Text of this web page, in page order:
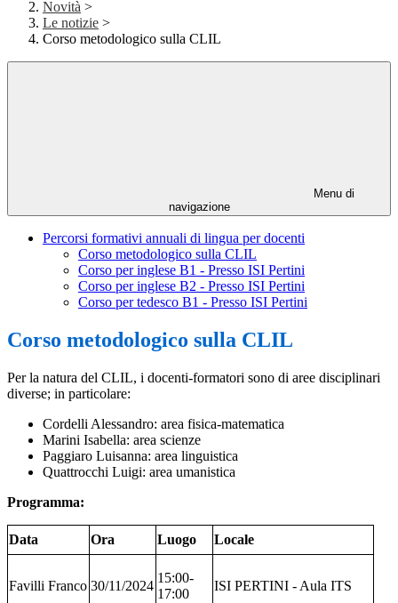
Novità >
Le notizie >
Corso metodologico sulla CLIL
Menu di
navigazione
Percorsi formativi annuali di lingua per docenti
Corso metodologico sulla CLIL
Corso per inglese B1 - Presso ISI Pertini
Corso per inglese B2 - Presso ISI Pertini
Corso per tedesco B1 - Presso ISI Pertini
Corso metodologico sulla CLIL
Per la natura del CLIL, i docenti-formatori sono di aree disciplinari
diverse; in particolare:
Cordelli Alessandro: area fisica-matematica
Marini Isabella: area scienze
Paggiaro Luisanna: area linguistica
Quattrocchi Luigi: area umanistica
Programma:
Data Ora Luogo Locale
Favilli Franco 30/11/2024
15:00-
17:00
ISI PERTINI - Aula ITS